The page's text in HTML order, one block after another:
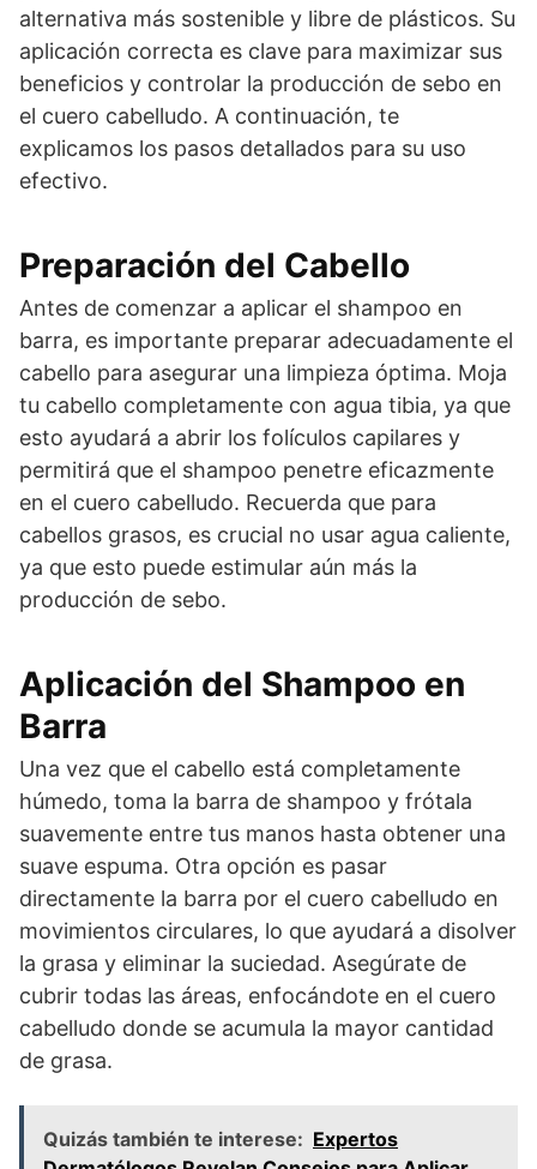
alternativa más sostenible y libre de plásticos. Su
aplicación correcta es clave para maximizar sus
beneficios y controlar la producción de sebo en
el cuero cabelludo. A continuación, te
explicamos los pasos detallados para su uso
efectivo.
Preparación del Cabello
Antes de comenzar a aplicar el shampoo en
barra, es importante preparar adecuadamente el
cabello para asegurar una limpieza óptima. Moja
tu cabello completamente con agua tibia, ya que
esto ayudará a abrir los folículos capilares y
permitirá que el shampoo penetre eficazmente
en el cuero cabelludo. Recuerda que para
cabellos grasos, es crucial no usar agua caliente,
ya que esto puede estimular aún más la
producción de sebo.
Aplicación del Shampoo en
Barra
Una vez que el cabello está completamente
húmedo, toma la barra de shampoo y frótala
suavemente entre tus manos hasta obtener una
suave espuma. Otra opción es pasar
directamente la barra por el cuero cabelludo en
movimientos circulares, lo que ayudará a disolver
la grasa y eliminar la suciedad. Asegúrate de
cubrir todas las áreas, enfocándote en el cuero
cabelludo donde se acumula la mayor cantidad
de grasa.
Quizás también te interese: Expertos